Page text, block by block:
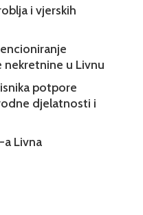
i vjerskih
u Livnu
potpore
djelatnosti i
a Livna